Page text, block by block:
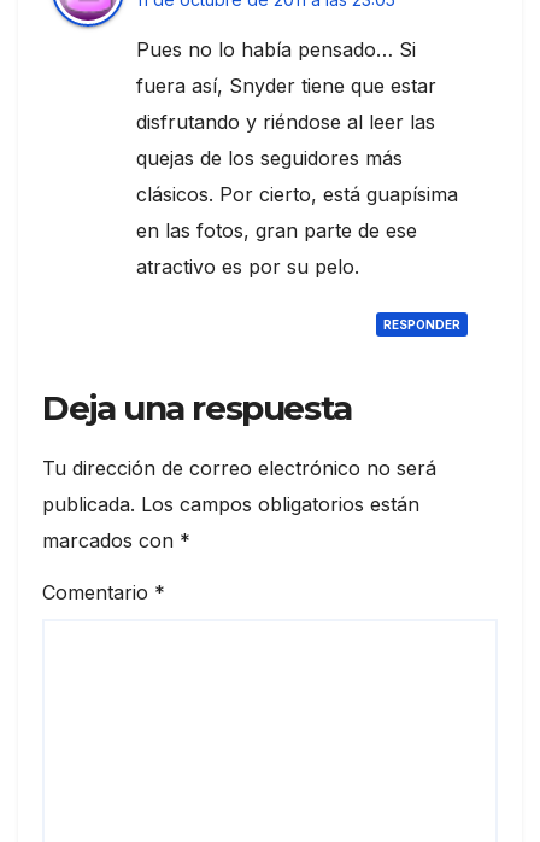
Pues no lo había pensado… Si
fuera así, Snyder tiene que estar
disfrutando y riéndose al leer las
quejas de los seguidores más
clásicos. Por cierto, está guapísima
en las fotos, gran parte de ese
atractivo es por su pelo.
RESPONDER
Deja una respuesta
Tu dirección de correo electrónico no será
publicada. Los campos obligatorios están
marcados con *
Comentario *